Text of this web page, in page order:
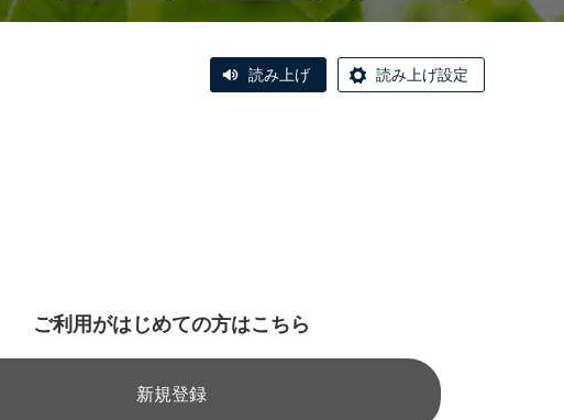
読み上げ 読み上げ設定
ご利用がはじめての方はこちら
新規登録